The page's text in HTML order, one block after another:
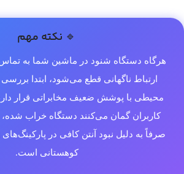
🔹 نکته مهم
هرگاه دستگاه شنود در ماشین شما به
ارتباط ناگهانی قطع می‌شود، ابتدا بررسی
محیطی با پوشش ضعیف مخابراتی قرار دارد
کاربران گمان می‌کنند دستگاه خراب
صرفاً به دلیل نبود آنتن کافی در
کوهستانی است.